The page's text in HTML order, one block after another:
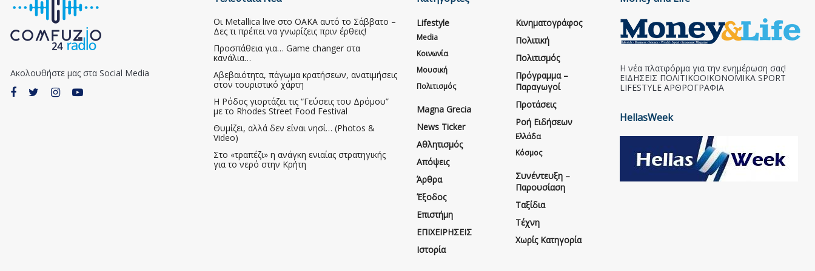
Ακολουθήστε μας στα Social Media
Οι Metallica live στο ΟΑΚΑ αυτό το Σάββατο –
Δες τι πρέπει να γνωρίζεις πριν έρθεις!
Προσπάθεια για… Game changer στα
κανάλια…
Αβεβαιότητα, πάγωμα κρατήσεων, ανατιμήσεις
στον τουριστικό χάρτη
Η Ρόδος γιορτάζει τις “Γεύσεις του Δρόμου”
με το Rhodes Street Food Festival
Θυμίζει, αλλά δεν είναι νησί… (Photos &
Video)
Στο «τραπέζι» η ανάγκη ενιαίας στρατηγικής
για το νερό στην Κρήτη
Lifestyle
Media
Κοινωνία
Μουσική
Πολιτισμός
Magna Grecia
News Ticker
Αθλητισμός
Απόψεις
Άρθρα
Έξοδος
Επιστήμη
ΕΠΙΧΕΙΡΗΣΕΙΣ
Ιστορία
Κινηματογράφος
Πολιτική
Πολιτισμός
Πρόγραμμα –
Παραγωγοί
Προτάσεις
Ροή Ειδήσεων
Ελλάδα
Κόσμος
Συνέντευξη –
Παρουσίαση
Ταξίδια
Τέχνη
Χωρίς Κατηγορία
Η νέα πλατφόρμα για την ενημέρωση σας!
ΕΙΔΗΣΕΙΣ ΠΟΛΙΤΙΚΟΟΙΚΟΝΟΜΙΚΑ SPORT
LIFESTYLE ΑΡΘΡΟΓΡΑΦΙΑ
HellasWeek